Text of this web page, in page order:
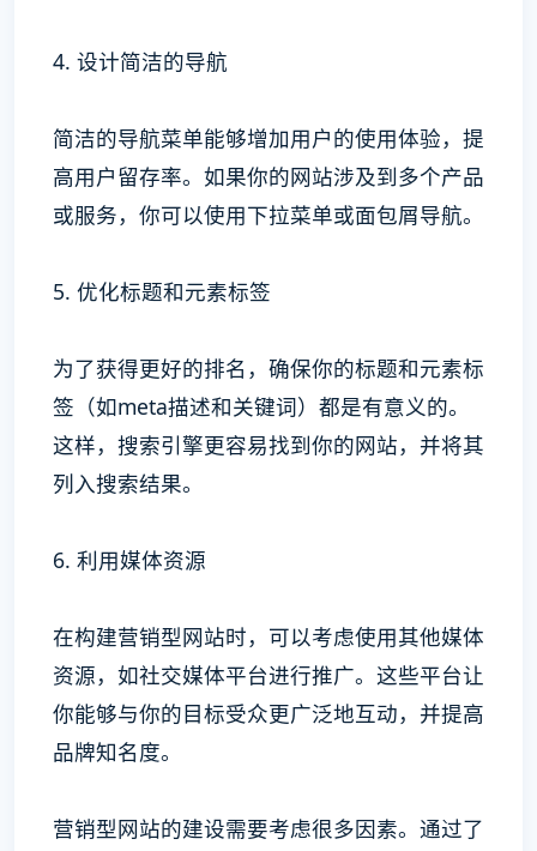
4. 设计简洁的导航
简洁的导航菜单能够增加用户的使用体验，提
高用户留存率。如果你的网站涉及到多个产品
或服务，你可以使用下拉菜单或面包屑导航。
5. 优化标题和元素标签
为了获得更好的排名，确保你的标题和元素标
签（如meta描述和关键词）都是有意义的。
这样，搜索引擎更容易找到你的网站，并将其
列入搜索结果。
6. 利用媒体资源
在构建营销型网站时，可以考虑使用其他媒体
资源，如社交媒体平台进行推广。这些平台让
你能够与你的目标受众更广泛地互动，并提高
品牌知名度。
营销型网站的建设需要考虑很多因素。通过了